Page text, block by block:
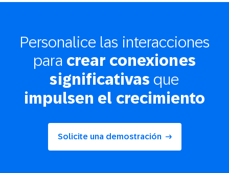
Personalice las interacciones
para crear conexiones
significativas que
impulsen el crecimiento
Solicite una demostración